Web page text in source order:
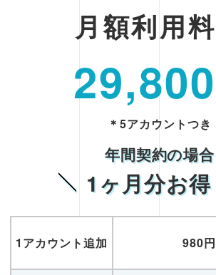
月額利用
29,800
＊5アカウントつき
年間契約の場合
1ヶ月分お得
1アカウント追加 980